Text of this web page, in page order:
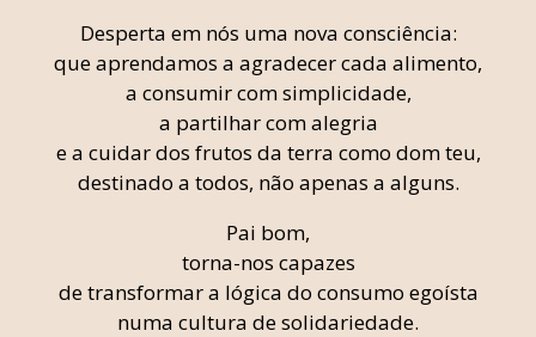
Desperta em nós uma nova consciência:
que aprendamos a agradecer cada alimento,
a consumir com simplicidade,
a partilhar com alegria
e a cuidar dos frutos da terra como dom teu,
destinado a todos, não apenas a alguns.
Pai bom,
torna-nos capazes
de transformar a lógica do consumo egoísta
numa cultura de solidariedade.